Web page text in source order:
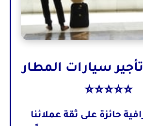
تأجير سيارات المطار
⭐⭐⭐⭐⭐
حائزة على ثقة عملائنا